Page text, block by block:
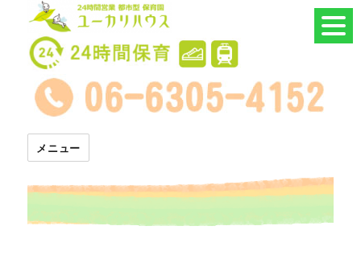
24時間託児所 ユーカリハウス
メニュー